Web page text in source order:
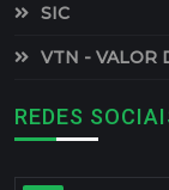
SIC
VTN - VALOR
REDES